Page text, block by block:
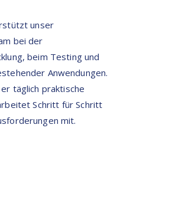
unser
bei der
beim Testing und
Anwendungen.
täglich praktische
Schritt für Schritt
mit.